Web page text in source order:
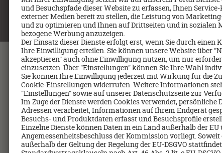
FAQs
Versicherung widerrufen